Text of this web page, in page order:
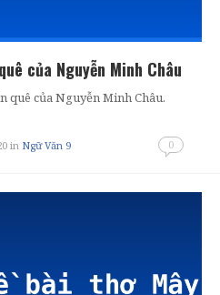
của Nguyễn Minh Châu
quê của Nguyễn Minh Châu.
in Ngữ Văn 9 0